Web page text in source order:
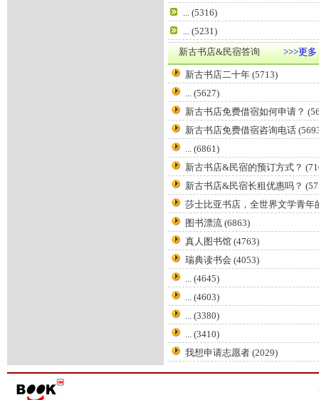
... (5316)
... (5231)
新古书店&民宿答询
>>>更多
新古书店二十年 (5713)
... (5627)
新古书店免费借宿如何申请？
新古书店免费借宿咨询电话
... (6861)
新古书店&民宿的预订方式？
新古书店&民宿长租优惠吗？
莎士比亚书店，全世界文学青年
图书漂流 (6863)
真人图书馆 (4763)
瑞典读书会 (4053)
... (4645)
... (4603)
... (3380)
... (3410)
我想申请志愿者 (2029)